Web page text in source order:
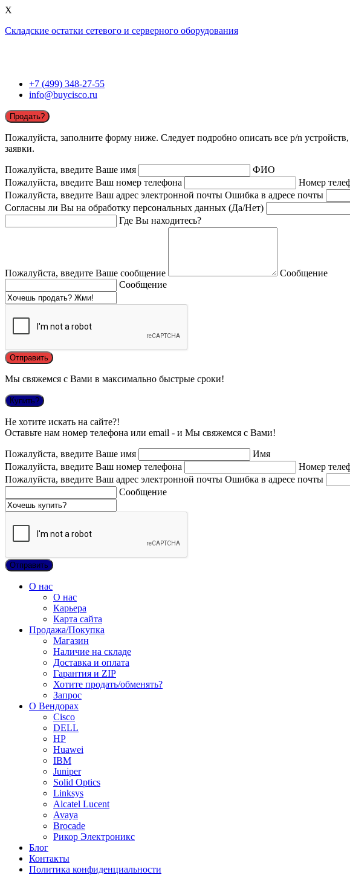
X
Складские остатки сетевого и серверного оборудования
+7 (499) 348-27-55
info@buycisco.ru
Продать?
Пожалуйста, заполните форму ниже. Следует подробно описать все p/n
заявки.
Пожалуйста, введите Ваше имя
ФИО
Пожалуйста, введите Ваш номер телефона
Номер
Пожалуйста, введите Ваш адрес электронной почты Ошибка в адресе почты
Согласны ли Вы на обработку персональных данных (Да/Нет)
Где Вы находитесь?
Пожалуйста, введите Ваше сообщение
Сообщение
Сообщение
Мы свяжемся с Вами в максимально быстрые сроки!
Купить?
Не хотите искать на сайте?!
Оставьте нам номер телефона или email - и Мы свяжемся с Вами!
Пожалуйста, введите Ваше имя
Имя
Пожалуйста, введите Ваш номер телефона
Номер
Пожалуйста, введите Ваш адрес электронной почты Ошибка в адресе почты
Сообщение
О нас
О нас
Карьера
Карта сайта
Продажа/Покупка
Магазин
Наличие на складе
Доставка и оплата
Гарантия и ZIP
Хотите продать/обменять?
Запрос
О Вендорах
Cisco
DELL
HP
Huawei
IBM
Juniper
Solid Optics
Linksys
Alcatel Lucent
Avaya
Brocade
Рикор Электроникс
Блог
Контакты
Политика конфиденциальности